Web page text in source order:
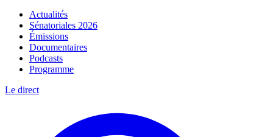
Actualités
Sénatoriales 2026
Émissions
Documentaires
Podcasts
Programme
Le direct